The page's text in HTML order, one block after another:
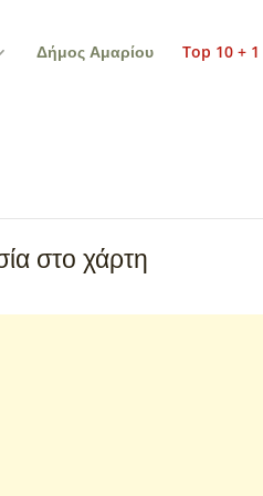
Δήμος Αμαρίου Top 10 + 1
στο χάρτη